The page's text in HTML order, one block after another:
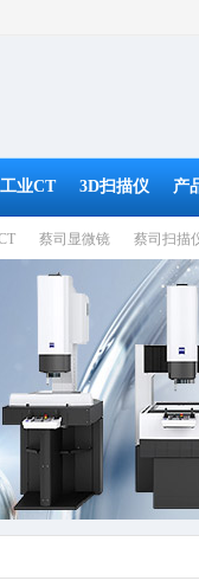
工业CT 3D扫描仪 产
蔡司显微镜 蔡司扫描
百叶窗图片